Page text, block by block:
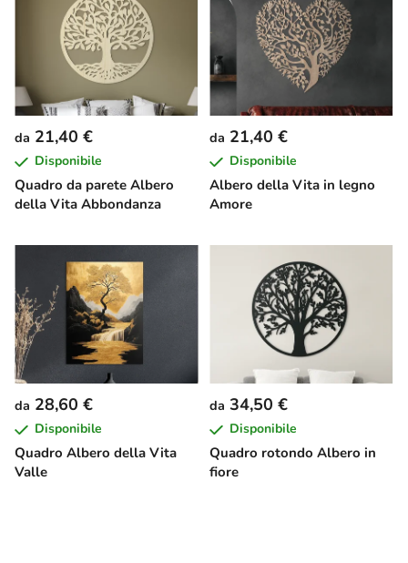
Quadro da parete Albero
della Vita Abbondanza
da 21,40 €
Disponibile
Albero della Vita in legno
Amore
da 21,40 €
Disponibile
Quadro Albero della Vita
Valle
da 28,60 €
Disponibile
Quadro rotondo Albero in
fiore
da 34,50 €
Disponibile